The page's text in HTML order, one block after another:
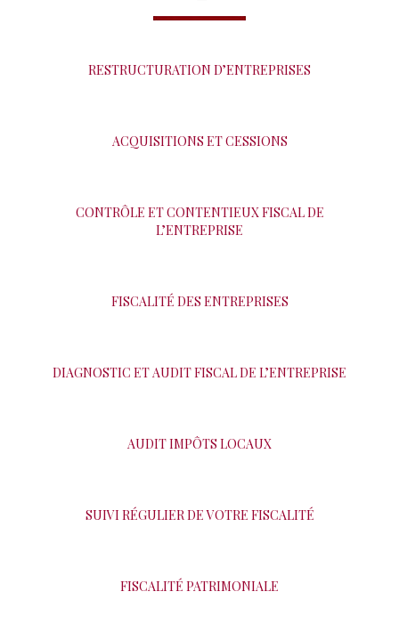
RESTRUCTURATION D’ENTREPRISES
ACQUISITIONS ET CESSIONS
CONTRÔLE ET CONTENTIEUX FISCAL DE
L’ENTREPRISE
FISCALITÉ DES ENTREPRISES
DIAGNOSTIC ET AUDIT FISCAL DE L’ENTREPRISE
AUDIT IMPÔTS LOCAUX
SUIVI RÉGULIER DE VOTRE FISCALITÉ
FISCALITÉ PATRIMONIALE